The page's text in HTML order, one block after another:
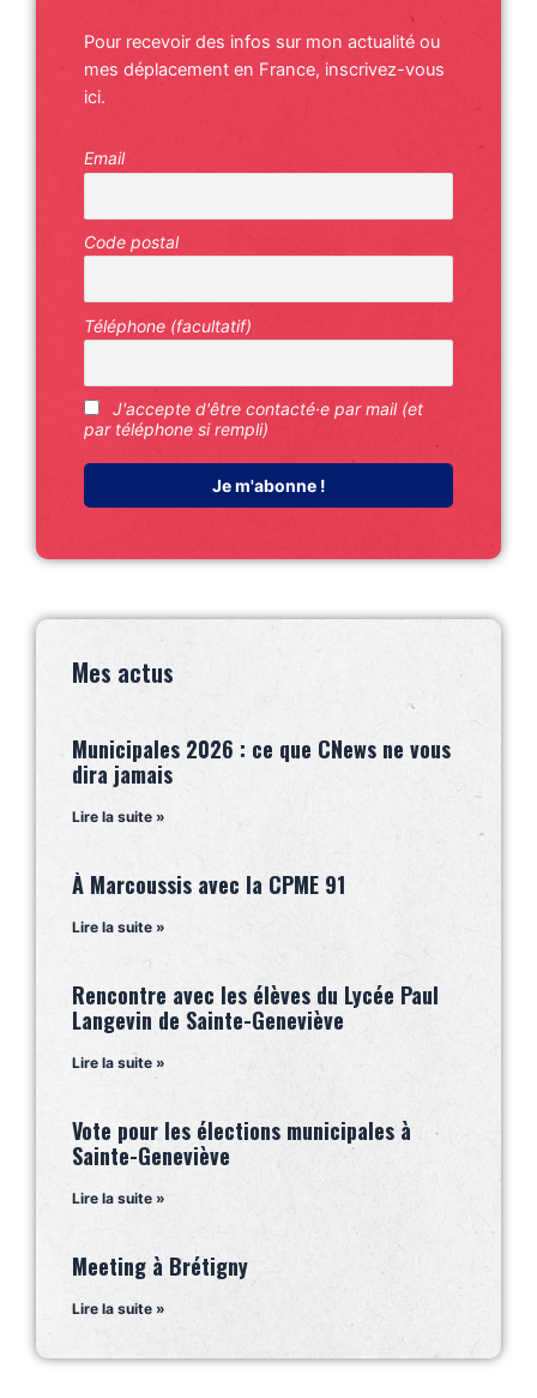
Pour recevoir des infos sur mon actualité ou
mes déplacement en France, inscrivez-vous
ici.
Email
Code postal
Téléphone (facultatif)
J'accepte d'être contacté·e par mail (et
par téléphone si rempli)
Mes actus
Municipales 2026 : ce que CNews ne vous
dira jamais
Lire la suite »
À Marcoussis avec la CPME 91
Lire la suite »
Rencontre avec les élèves du Lycée Paul
Langevin de Sainte-Geneviève
Lire la suite »
Vote pour les élections municipales à
Sainte-Geneviève
Lire la suite »
Meeting à Brétigny
Lire la suite »